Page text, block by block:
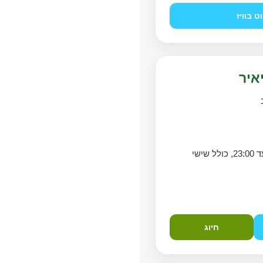
בוויז
פתוח בכל יום עד 23:00, כולל שישי
חיוג